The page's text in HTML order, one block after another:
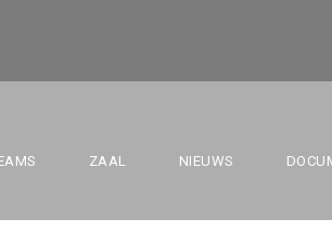
ZAAL NIEUWS
SAM 3E